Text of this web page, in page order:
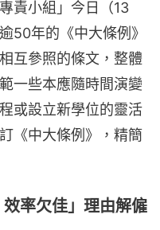
責小組」今日（13
50年的《中大條例》
互參照的條文，整體
一些本應隨時間演變
或設立新學位的靈活
《中大條例》，精簡
率欠佳」理由解僱